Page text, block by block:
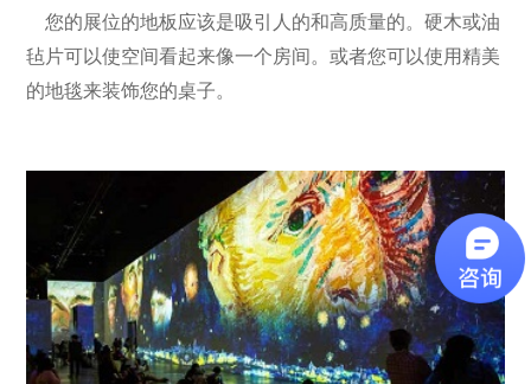
您的展位的地板应该是吸引人的和高质量的。硬木或油
毡片可以使空间看起来像一个房间。或者您可以使用精美
的地毯来装饰您的桌子。